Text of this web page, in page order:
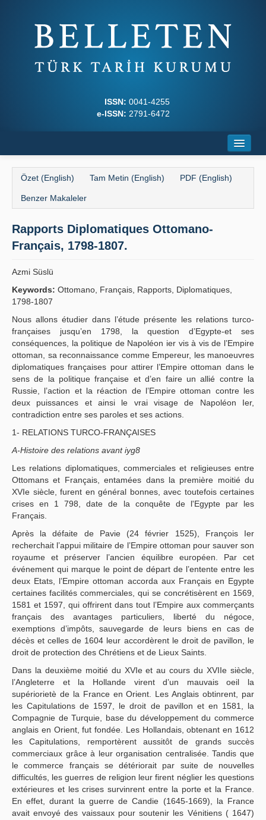
ISSN: 0041-4255
e-ISSN: 2791-6472
Dergi Kurulları
Yazım Kuralları
Kılavuzlar
İletişim
Özet (English) Tam Metin (English) PDF (English)
Benzer Makaleler
Rapports Diplomatiques Ottomano-
Français, 1798-1807.
Azmi Süslü
Keywords: Ottomano, Français, Rapports, Diplomatiques,
1798-1807
Nous allons étudier dans l’étude présente les relations turco-
françaises jusqu’en 1798, la question d’Egypte-et ses
conséquences, la politique de Napoléon ier vis à vis de l’Empire
ottoman, sa reconnaissance comme Empereur, les manoeuvres
diplomatiques françaises pour attirer l’Empire ottoman dans le
sens de la politique française et d’en faire un allié contre la
Russie, l’action et la réaction de l’Empire ottoman contre les
deux puissances et ainsi le vrai visage de Napoléon Ier,
contradiction entre ses paroles et ses actions.
1- RELATIONS TURCO-FRANÇAISES
A-Histoire des relations avant iyg8
Les relations diplomatiques, commerciales et religieuses entre
Ottomans et Français, entamées dans la première moitié du
XVIe siècle, furent en général bonnes, avec toutefois certaines
crises en 1 798, date de la conquête de l'Egypte par les
Français.
Après la défaite de Pavie (24 février 1525), François Ier
recherchait l’appui militaire de l’Empire ottoman pour sauver son
royaume et préserver l’ancien équilibre européen. Par cet
événement qui marque le point de départ de l’entente entre les
deux Etats, l’Empire ottoman accorda aux Français en Egypte
certaines facilités commerciales, qui se concrétisèrent en 1569,
1581 et 1597, qui offrirent dans tout l’Empire aux commerçants
français des avantages particuliers, liberté du négoce,
exemptions d’impôts, sauvegarde de leurs biens en cas de
décès et celles de 1604 leur accordèrent le droit de pavillon, le
droit de protection des Chrétiens et de Lieux Saints.
Dans la deuxième moitié du XVIe et au cours du XVIIe siècle,
l’Angleterre et la Hollande virent d’un mauvais oeil la
supériorietè de la France en Orient. Les Anglais obtinrent, par
les Capitulations de 1597, le droit de pavillon et en 1581, la
Compagnie de Turquie, base du développement du commerce
anglais en Orient, fut fondée. Les Hollandais, obtenant en 1612
les Capitulations, remportèrent aussitôt de grands succès
commerciaux grâce à leur organisation centralisée. Tandis que
le commerce français se détériorait par suite de nouvelles
difficultés, les guerres de religion leur firent néglier les questions
extérieures et les crises survinrent entre la porte et la France.
En effet, durant la guerre de Candie (1645-1669), la France
avait envoyé des vaissaux pour soutenir les Vénitiens ( 1647)